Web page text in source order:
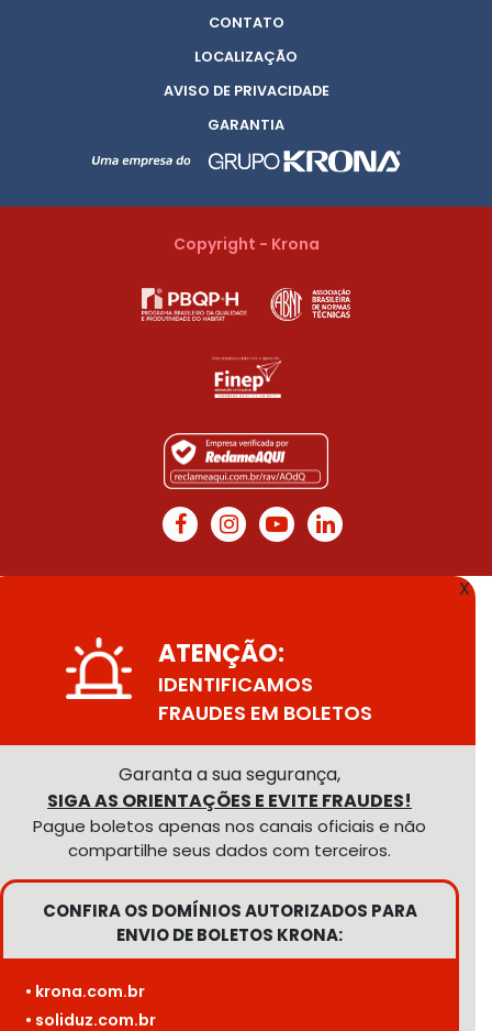
CONTATO
LOCALIZAÇÃO
AVISO DE PRIVACIDADE
GARANTIA
Copyright - Krona
X
ATENÇÃO:
IDENTIFICAMOS
FRAUDES EM BOLETOS
Garanta a sua segurança,
SIGA AS ORIENTAÇÕES E EVITE FRAUDES!
Pague boletos apenas nos canais oficiais e não
compartilhe seus dados com terceiros.
CONFIRA OS DOMÍNIOS AUTORIZADOS PARA
ENVIO DE BOLETOS KRONA:
• krona.com.br
• soliduz.com.br